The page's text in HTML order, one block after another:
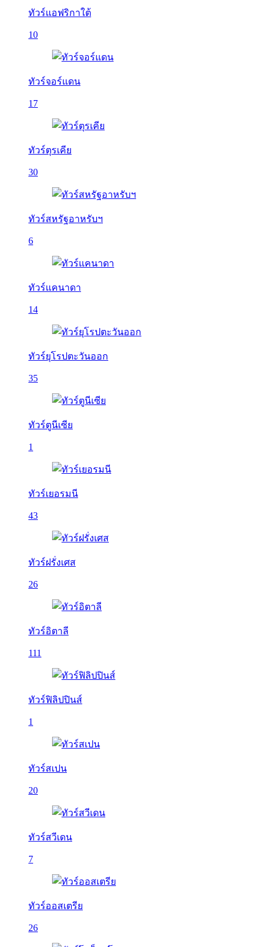
ทัวร์แอฟริกาใต้
10
ทัวร์จอร์แดน
17
ทัวร์ตุรเคีย
30
ทัวร์สหรัฐอาหรับฯ
6
ทัวร์แคนาดา
14
ทัวร์ยุโรปตะวันออก
35
ทัวร์ตูนีเซีย
1
ทัวร์เยอรมนี
43
ทัวร์ฝรั่งเศส
26
ทัวร์อิตาลี
111
ทัวร์ฟิลิปปินส์
1
ทัวร์สเปน
20
ทัวร์สวีเดน
7
ทัวร์ออสเตรีย
26